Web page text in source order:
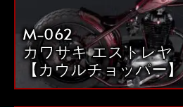
M-062
カワサキ エストレヤ
【カウルチョッパー】